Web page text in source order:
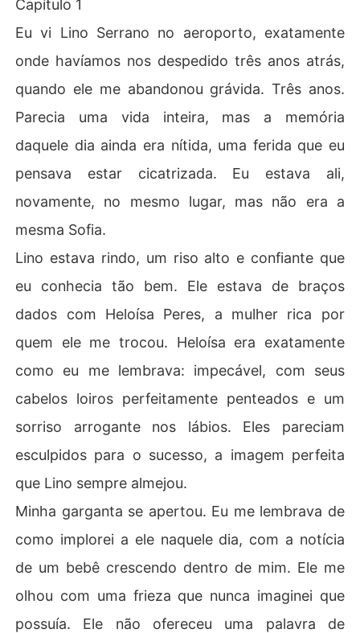
Capítulo 1
Eu vi Lino Serrano no aeroporto, exatamente
onde havíamos nos despedido três anos atrás,
quando ele me abandonou grávida. Três anos.
Parecia uma vida inteira, mas a memória
daquele dia ainda era nítida, uma ferida que eu
pensava estar cicatrizada. Eu estava ali,
novamente, no mesmo lugar, mas não era a
mesma Sofia.
Lino estava rindo, um riso alto e confiante que
eu conhecia tão bem. Ele estava de braços
dados com Heloísa Peres, a mulher rica por
quem ele me trocou. Heloísa era exatamente
como eu me lembrava: impecável, com seus
cabelos loiros perfeitamente penteados e um
sorriso arrogante nos lábios. Eles pareciam
esculpidos para o sucesso, a imagem perfeita
que Lino sempre almejou.
Minha garganta se apertou. Eu me lembrava de
como implorei a ele naquele dia, com a notícia
de um bebê crescendo dentro de mim. Ele me
olhou com uma frieza que nunca imaginei que
possuía. Ele não ofereceu uma palavra de